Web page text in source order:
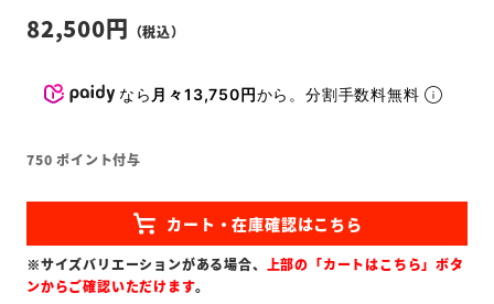
82,500
なら 月々13,750円から。分割手数料無料
750 ポイント付与
※サイズバリエーションがある場合、 上部の「カートはこちら」ボタ
ンからご確認いただけます。